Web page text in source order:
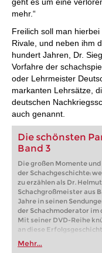
mehr.“
Freilich soll man
Rivale, und neben ihm
hundert Jahren, Dr.
Vorfahre der
oder Lehrmeister
markanten Lehrsätze,
deutschen
auch genannt.
Die schönsten
Band 3
Die großen Momente
der Schachgeschichte:
zu erzählen als Dr.
Schachgroßmeister aus
Jahre in seinen
der Schachmoderator im
Mit seiner DVD-Reihe
an diese
Bild und Ton vor.
Mehr...